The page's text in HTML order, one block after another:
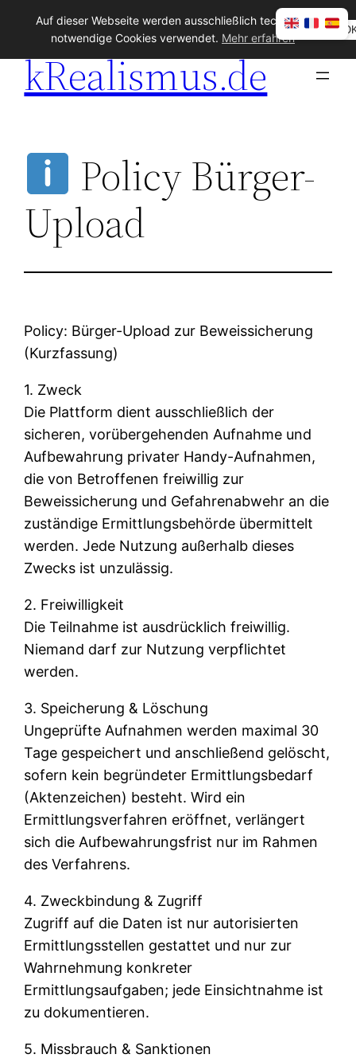
springen
kRealismus.de
Policy Bürger-
Upload
Policy: Bürger-Upload zur Beweissicherung
(Kurzfassung)
1. Zweck
Die Plattform dient ausschließlich der
sicheren, vorübergehenden Aufnahme und
Aufbewahrung privater Handy-Aufnahmen,
die von Betroffenen freiwillig zur
Beweissicherung und Gefahrenabwehr an die
zuständige Ermittlungsbehörde übermittelt
werden. Jede Nutzung außerhalb dieses
Zwecks ist unzulässig.
2. Freiwilligkeit
Die Teilnahme ist ausdrücklich freiwillig.
Niemand darf zur Nutzung verpflichtet
werden.
3. Speicherung & Löschung
Ungeprüfte Aufnahmen werden maximal 30
Tage gespeichert und anschließend gelöscht,
sofern kein begründeter Ermittlungsbedarf
(Aktenzeichen) besteht. Wird ein
Ermittlungsverfahren eröffnet, verlängert
sich die Aufbewahrungsfrist nur im Rahmen
des Verfahrens.
4. Zweckbindung & Zugriff
Zugriff auf die Daten ist nur autorisierten
Ermittlungsstellen gestattet und nur zur
Wahrnehmung konkreter
Ermittlungsaufgaben; jede Einsichtnahme ist
zu dokumentieren.
5. Missbrauch & Sanktionen
Auf dieser Webseite werden ausschließlich technisch
notwendige Cookies verwendet. Mehr erfahren